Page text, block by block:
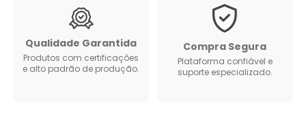
Qualidade Garantida
Produtos com certificações
e alto padrão de produção.
Compra Segura
Plataforma confiável e
suporte especializado.